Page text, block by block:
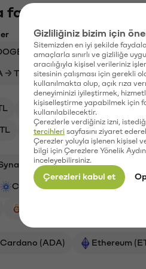
keşfet
→ TL
BTC → TL
→ TL XAI → TL SYN →
ADA/TL XRP/TL
MIOTA/TL
(SYN) Aave (AAVE)
Cardano (ADA) Ripple
Cardano (ADA) Ethereum
Gizliliğiniz bizim için
Sitemizden en iyi şekilde
amaçlarla sınırlı ve gizliliğe
aracılığıyla kişisel verileriniz
sitesinin çalışması için gerekli
kullanılmakta olup, açık rıza
deneyiminizi iyileştirmek,
kişiselleştirme yapabilmek için
kullanılabilecektir.
Çerezlerle verdiğiniz izni,
tercihleri sayfasını ziyaret
Çerezler yoluyla işlenen kişisel
bilgi için Çerezlere Yönelik
inceleyebilirsiniz.
Çerezleri kabul et